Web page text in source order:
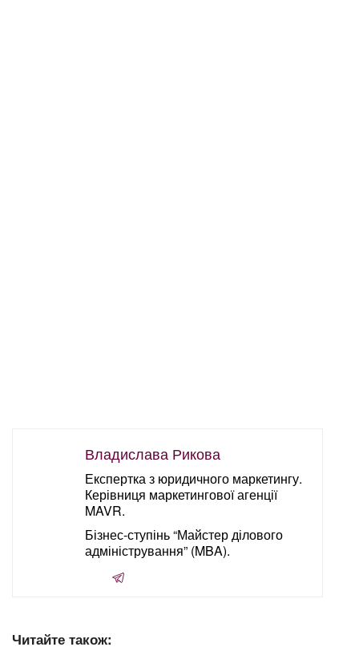
Владислава Рикова
Експертка з юридичного маркетингу.
Керівниця маркетингової агенції
MAVR.
Бізнес-ступінь “Майстер ділового
адміністрування” (MBA).
Читайте також: